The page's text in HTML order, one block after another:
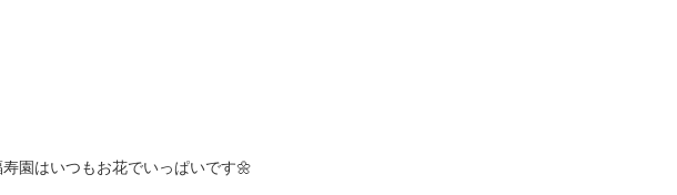
園はいつもお花でいっぱいです🌼